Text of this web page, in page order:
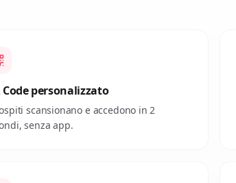
Code personalizzato
scansionano e accedono in 2
senza app.